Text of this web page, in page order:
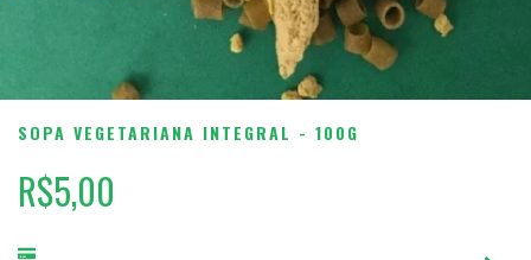
SOPA VEGETARIANA INTEGRAL - 100G
R$5,00